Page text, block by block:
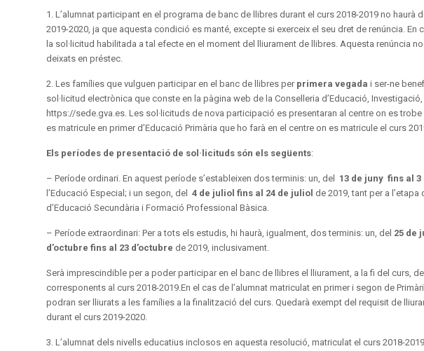
1. L’alumnat participant en el programa de banc de llibres durant el curs 2018-2019 no
2019-2020, ja que aquesta condició es manté, excepte si exerceix el seu dret de renúncia.
la sol·licitud habilitada a tal efecte en el moment del lliurament de llibres. Aquesta renúncia
deixats en préstec.
2. Les famílies que vulguen participar en el banc de llibres per primera vegada i ser-ne
sol·licitud electrònica que conste en la pàgina web de la Conselleria d’Educació,
https://sede.gva.es. Les sol·licituds de nova participació es presentaran al centre on es
es matricule en primer d’Educació Primària que ho farà en el centre on es matricule el curs
Els períodes de presentació de sol·licituds són els següents:
– Període ordinari. En aquest període s’estableixen dos terminis: un, del 13 de juny fins al 3
l’Educació Especial; i un segon, del4 de juliol fins al 24 de juliol de 2019, tant per a l’etapa
d’Educació Secundària i Formació Professional Bàsica.
– Període extraordinari: Per a tots els estudis, hi haurà, igualment, dos terminis: un, del 25 de
d’octubre fins al 23 d’octubre de 2019, inclusivament.
Serà imprescindible per a poder participar en el banc de llibres el lliurament, a la fi del curs,
corresponents al curs 2018-2019.En el cas de l’alumnat matriculat en primer i segon de
podran ser lliurats a les famílies a la finalització del curs. Quedarà exempt del requisit de
durant el curs 2019-2020.
3. L’alumnat dels nivells educatius inclosos en aquesta resolució, matriculat el curs 2018-